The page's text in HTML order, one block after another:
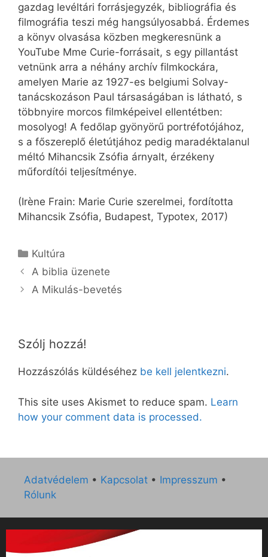
gazdag levéltári forrásjegyzék, bibliográfia és
filmográfia teszi még hangsúlyosabbá. Érdemes
a könyv olvasása közben megkeresnünk a
YouTube Mme Curie-forrásait, s egy pillantást
vetnünk arra a néhány archív filmkockára,
amelyen Marie az 1927-es belgiumi Solvay-
tanácskozáson Paul társaságában is látható, s
többnyire morcos filmképeivel ellentétben:
mosolyog! A fedőlap gyönyörű portréfotójához,
s a főszereplő életútjához pedig maradéktalanul
méltó Mihancsik Zsófia árnyalt, érzékeny
műfordítói teljesítménye.
(Irène Frain: Marie Curie szerelmei, fordította
Mihancsik Zsófia, Budapest, Typotex, 2017)
Kategória
Kultúra
A biblia üzenete
A Mikulás-bevetés
Szólj hozzá!
Hozzászólás küldéséhez be kell jelentkezni.
This site uses Akismet to reduce spam. Learn
how your comment data is processed.
Adatvédelem • Kapcsolat • Impresszum •
Rólunk